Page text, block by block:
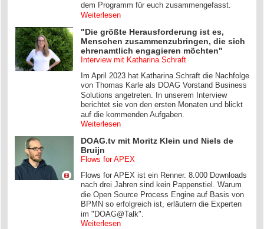
dem Programm für euch zusammengefasst.
Weiterlesen
"Die größte Herausforderung ist es,
Menschen zusammenzubringen, die sich
ehrenamtlich engagieren möchten"
Interview mit Katharina Schraft
Im April 2023 hat Katharina Schraft die Nachfolge
von Thomas Karle als DOAG Vorstand Business
Solutions angetreten. In unserem Interview
berichtet sie von den ersten Monaten und blickt
auf die kommenden Aufgaben.
Weiterlesen
DOAG.tv mit Moritz Klein und Niels de
Bruijn
Flows for APEX
Flows for APEX ist ein Renner. 8.000 Downloads
nach drei Jahren sind kein Pappenstiel. Warum
die Open Source Process Engine auf Basis von
BPMN so erfolgreich ist, erläutern die Experten
im "DOAG@Talk".
Weiterlesen